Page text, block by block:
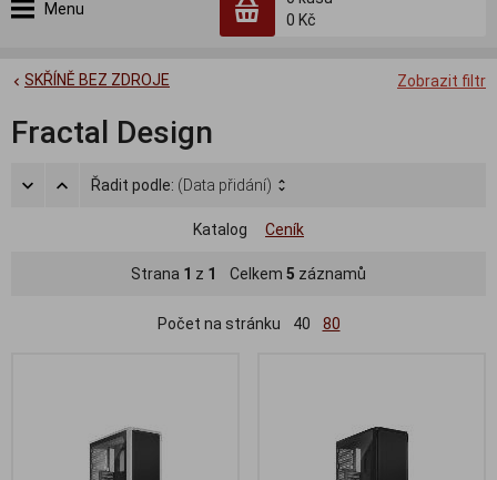
Menu
0 Kč
Zobrazit filtr
SKŘÍNĚ BEZ ZDROJE
Fractal Design
Řadit podle: (Data přidání)
Katalog Ceník
Strana 1 z 1 Celkem 5 záznamů
Počet na stránku 40 80